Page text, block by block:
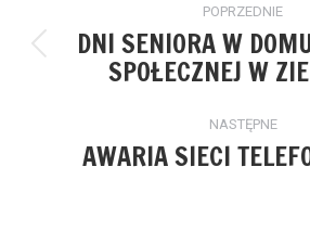
wpisów
POPRZEDNIE
wpis:
DNI SENIORA W
SPOŁECZNEJ W
NASTĘPNE
AWARIA SIECI